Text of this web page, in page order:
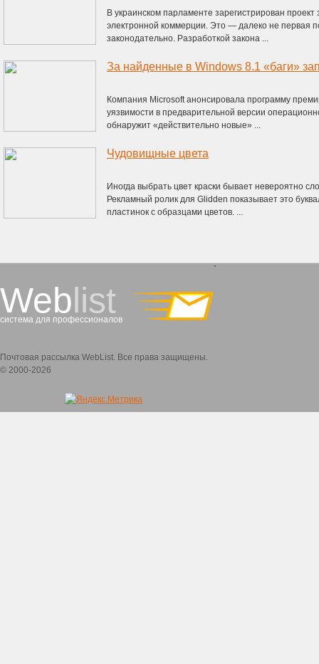
В украинском парламенте зарегистрирован
электронной коммерции. Это — далеко не первая
законодательно. Разработкой закона ...
Компания Microsoft анонсировала программу
уязвимости в предварительной версии
обнаружит «действительно новые» ...
Чудовищные цвета
Иногда выбрать цвет краски бывает невероятно
Рекламный ролик для Glidden показывает это
пластинок с образцами цветов. ...
Weblist
система для профессионалов
`
Почтовая рассылка WebList. Все права защищены.
© 2000-2026